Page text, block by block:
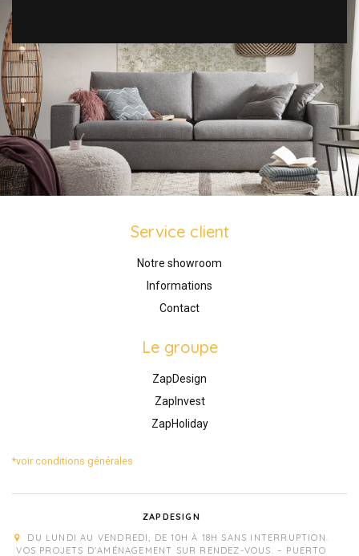
Service client
Notre showroom
Informations
Contact
Le groupe
ZapDesign
ZapInvest
ZapHoliday
*voir conditions générales
ZAPDESIGN
DU LUNDI AU VENDREDI, DE 10H À 18H SANS INTERRUPTION.
VOS PROJETS D'AMÉNAGEMENT SUR RENDEZ-VOUS. – PUERTO